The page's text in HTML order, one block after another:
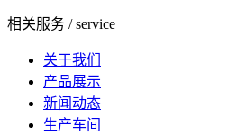
相关服务 / service
关于我们
产品展示
新闻动态
生产车间